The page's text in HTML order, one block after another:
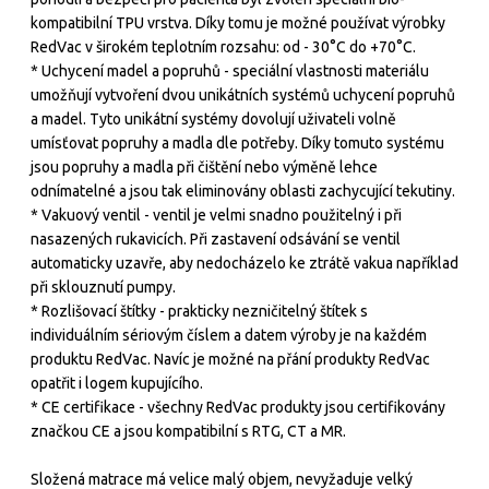
kompatibilní TPU vrstva. Díky tomu je možné používat výrobky
RedVac v širokém teplotním rozsahu: od - 30°C do +70°C.
* Uchycení madel a popruhů - speciální vlastnosti materiálu
umožňují vytvoření dvou unikátních systémů uchycení popruhů
a madel. Tyto unikátní systémy dovolují uživateli volně
umísťovat popruhy a madla dle potřeby. Díky tomuto systému
jsou popruhy a madla při čištění nebo výměně lehce
odnímatelné a jsou tak eliminovány oblasti zachycující tekutiny.
* Vakuový ventil - ventil je velmi snadno použitelný i při
nasazených rukavicích. Při zastavení odsávání se ventil
automaticky uzavře, aby nedocházelo ke ztrátě vakua například
při sklouznutí pumpy.
* Rozlišovací štítky - prakticky nezničitelný štítek s
individuálním sériovým číslem a datem výroby je na každém
produktu RedVac. Navíc je možné na přání produkty RedVac
opatřit i logem kupujícího.
* CE certifikace - všechny RedVac produkty jsou certifikovány
značkou CE a jsou kompatibilní s RTG, CT a MR.
Složená matrace má velice malý objem, nevyžaduje velký